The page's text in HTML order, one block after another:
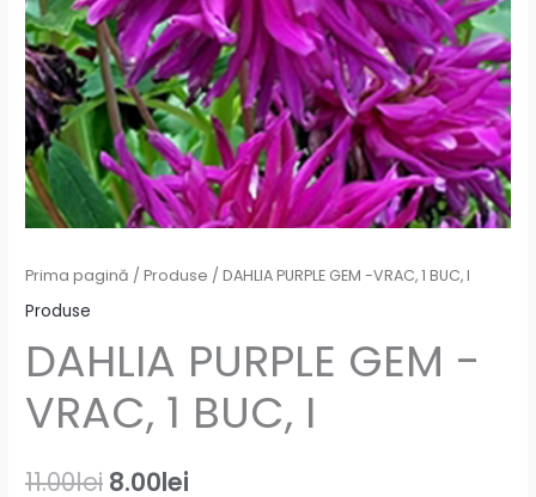
Prima pagină /Produse / DAHLIA PURPLE GEM -VRAC, 1 BUC, I
Produse
DAHLIA PURPLE GEM -
VRAC, 1 BUC, I
11.00lei 8.00lei